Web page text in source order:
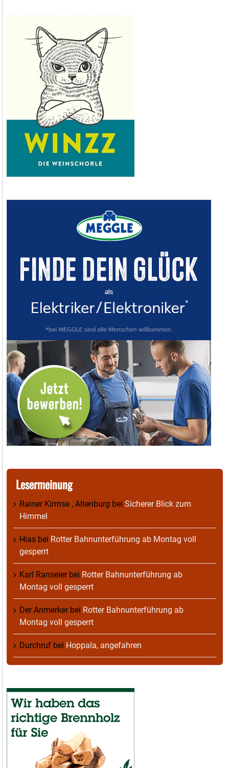
Lesermeinung
Rainer Kirmse , Altenburg bei Sicherer Blick zum
Himmel
Hias bei Rotter Bahnunterführung ab Montag voll
gesperrt
Karl Ranseierbei Rotter Bahnunterführung ab
Montag voll gesperrt
Der Anmerkerbei Rotter Bahnunterführung ab
Montag voll gesperrt
Durchruf bei Hoppala, angefahren